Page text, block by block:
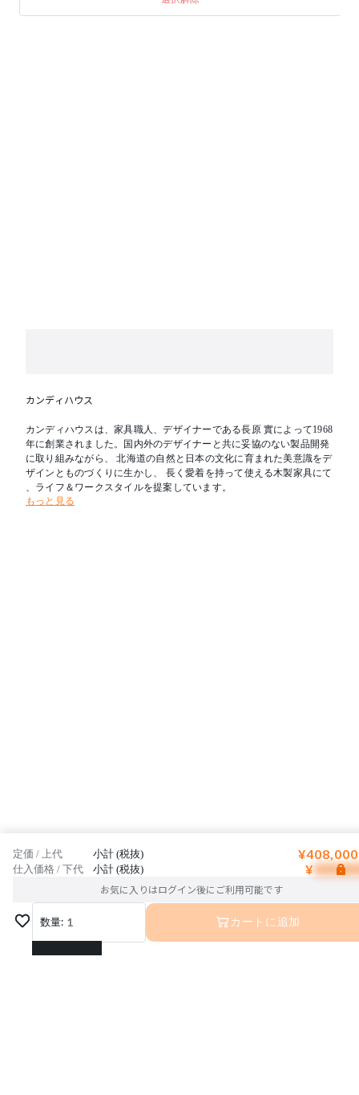
カンディハウス
カンディハウスは、家具職人、デザイナーである長原 實によって1968
年に創業されました。国内外のデザイナーと共に妥協のない製品開発
に取り組みながら、 北海道の自然と日本の文化に育まれた美意識をデ
ザインとものづくりに生かし、 長く愛着を持って使える木製家具にて
、ライフ＆ワークスタイルを提案しています。
もっと見る
定価 / 上代 小計 (税抜)
仕入価格 / 下代 小計 (税抜) ¥
お気に入りはログイン後にご利用可能です
数量: 1
1
カートに追加